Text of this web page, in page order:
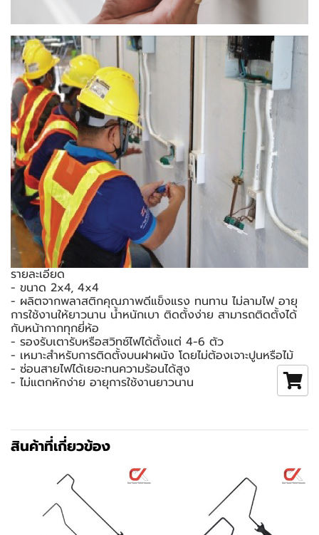
รายละเอียด
- ขนาด 2x4, 4x4
- ผลิตจากพลาสติกคุณภาพดีแข็งแรง ทนทาน ไม่ลามไฟ อายุ
การใช้งานให้ยาวนาน น้ำหนักเบา ติดตั้งง่าย สามารถติดตั้งได้
กับหน้ากากทุกยี่ห้อ
- รองรับเตารับหรือสวิทซ์ไฟได้ตั้งแต่ 4-6 ตัว
- เหมาะสำหรับการติดตั้งบนฝาผนัง โดยไม่ต้องเจาะปูนหรือไม้
- ซ่อนสายไฟได้เยอะทนความร้อนได้สูง
- ไม่แตกหักง่าย อายุการใช้งานยาวนาน
สินค้าที่เกี่ยวข้อง